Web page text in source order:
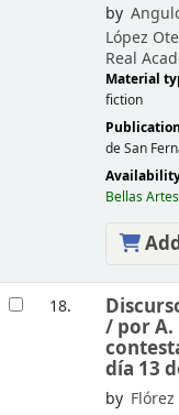
by
López
Real
Material
fiction
de San
Bellas
18.
/ por
día 13
by